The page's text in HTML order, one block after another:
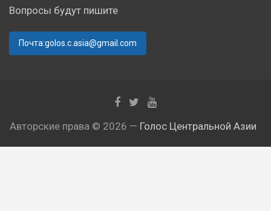
Вопросы будут пишите
Почта:golos.c.asia@gmail.com
Авторские права © 2026 — Голос Центральной Азии